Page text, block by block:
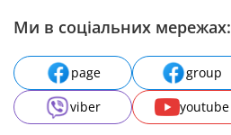
Ми в соціальних мережах:
page group
viber
youtube